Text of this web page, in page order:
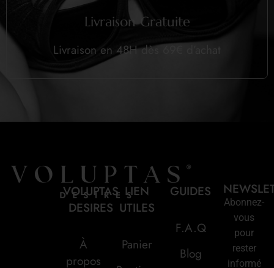
Livraison Gratuite
Livraison en 48H dès 69€ d’achat
VOLUPTAS
DESIRES
À
propos
LIEN
UTILES
Panier
GUIDES
F.A.Q
Blog
Abonnez-
vous
pour
rester
informé